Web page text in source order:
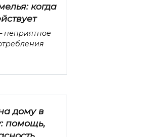
когда
неприятное
дому в
помощь,